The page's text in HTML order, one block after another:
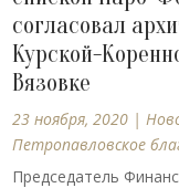
согласовал
Курской-
Вязовке
23 ноября, 2020 |
Петропавловское
Председатель